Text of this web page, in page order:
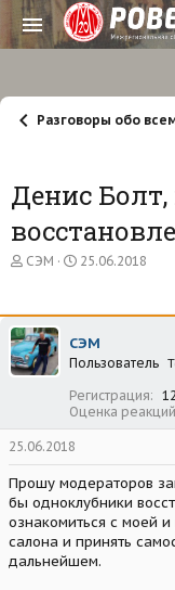
Разговоры обо
Денис
А
о
р
т
е
СЭМ
Д
а
а
ч
л
а
25.06.2018
СЭМ
Пользователь
Регистрация
Оценка реакций
25.06.2018
Прошу модераторов
бы одноклубники
ознакомиться с моей
салона и принять
дальнейшем.